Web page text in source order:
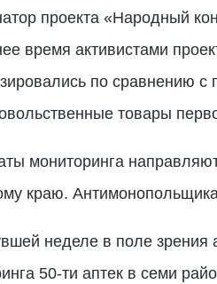
проекта «Народный
время активистами
по сравнению
товары
мониторинга
краю.
неделе в поле зрения
50-ти аптек в семи